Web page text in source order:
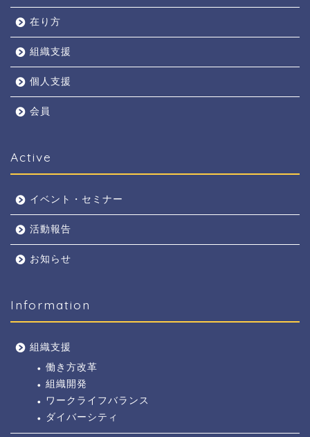
在り方
組織支援
個人支援
会員
Active
イベント・セミナー
活動報告
お知らせ
Information
組織支援
働き方改革
組織開発
ワークライフバランス
ダイバーシティ